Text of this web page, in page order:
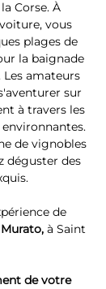
Corse. À
vous
plages de
la baignade
amateurs
sur
à travers les
de vignobles
déguster des
de
à Saint
de votre